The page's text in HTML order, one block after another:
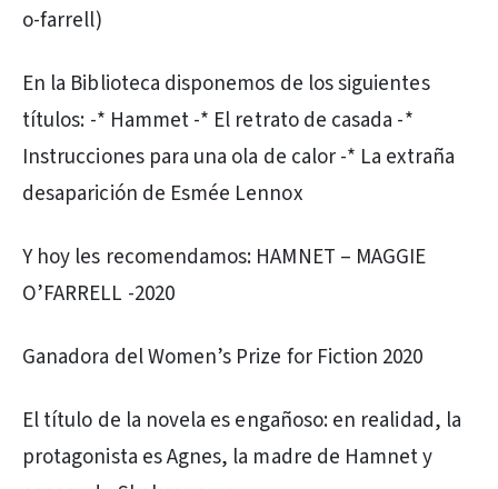
o-farrell)
En la Biblioteca disponemos de los siguientes
títulos: -* Hammet -* El retrato de casada -*
Instrucciones para una ola de calor -* La extraña
desaparición de Esmée Lennox
Y hoy les recomendamos: HAMNET – MAGGIE
O’FARRELL -2020
Ganadora del Women’s Prize for Fiction 2020
El título de la novela es engañoso: en realidad, la
protagonista es Agnes, la madre de Hamnet y